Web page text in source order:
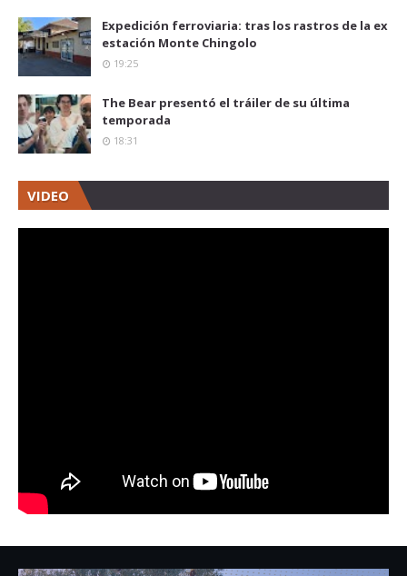
Expedición ferroviaria: tras los rastros de la ex
estación Monte Chingolo
19:25
The Bear presentó el tráiler de su última
temporada
18:31
VIDEO